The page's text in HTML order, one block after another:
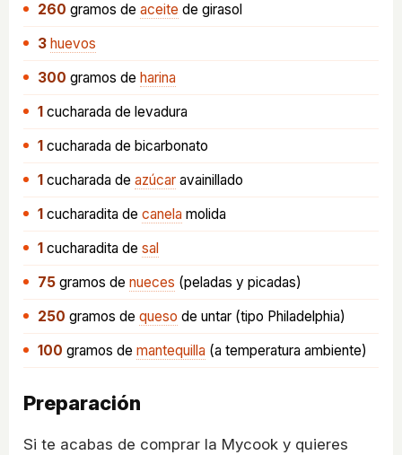
260 gramos de aceite de girasol
3 huevos
300 gramos de harina
1 cucharada de levadura
1 cucharada de bicarbonato
1 cucharada de azúcar avainillado
1 cucharadita de canela molida
1 cucharadita de sal
75 gramos de nueces (peladas y picadas)
250 gramos de queso de untar (tipo Philadelphia)
100 gramos de mantequilla (a temperatura ambiente)
Preparación
Si te acabas de comprar la Mycook y quieres